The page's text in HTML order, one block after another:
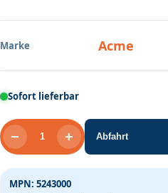
Marke Acme
Sofort lieferbar
Radsatz
H0m,
4-
− + Abfahrt
MPN: 5243000